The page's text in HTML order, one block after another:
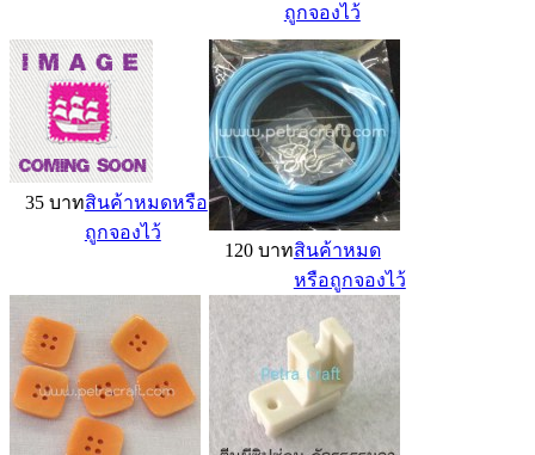
ถูกจองไว้
35 บาทสินค้าหมดหรือ
ถูกจองไว้
120 บาทสินค้าหมด
หรือถูกจองไว้